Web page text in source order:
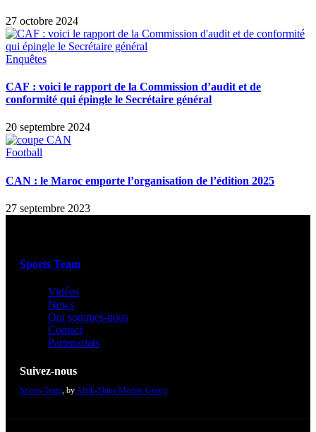
27 octobre 2024
Enquêtes
CAF : voici le rapport de la Commission d’audit et de
conformité qui épingle le Secrétaire général
20 septembre 2024
Football
CAN : le Maroc emporte l’organisation de l’édition 2025
27 septembre 2023
Sports Team
Vidéos
News
Qui sommes-nous
Contact
Partenariats
Suivez-nous
Sports-Team, byAfrik-Shine Medias Group